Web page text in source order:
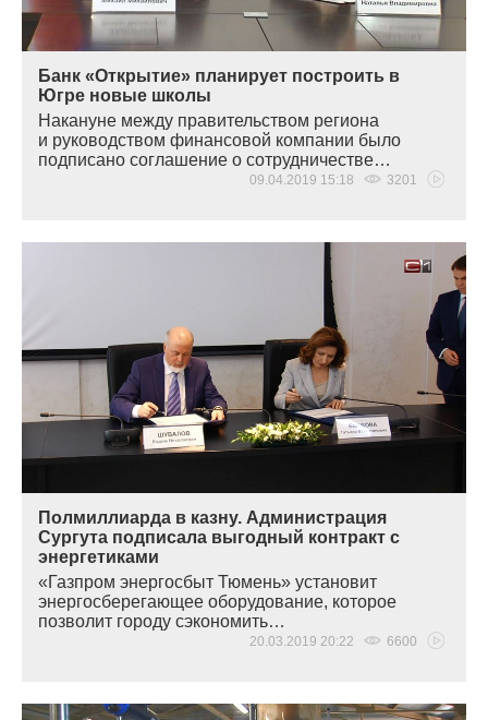
Банк «Открытие» планирует построить в
Югре новые школы
Накануне между правительством региона
и руководством финансовой компании было
подписано соглашение о сотрудничестве…
09.04.2019 15:18 3201
Полмиллиарда в казну. Администрация
Сургута подписала выгодный контракт с
энергетиками
«Газпром энергосбыт Тюмень» установит
энергосберегающее оборудование, которое
позволит городу сэкономить…
20.03.2019 20:22 6600